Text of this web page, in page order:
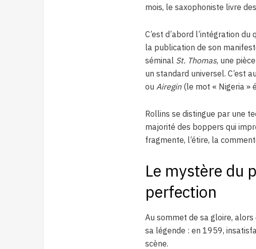
mois, le saxophoniste livre
C’est d’abord l’intégration
la publication de son
séminal St. Thomas, une
un standard universel. C’est
ou Airegin(le mot « Nigeria »
Rollins se distingue par une
majorité des boppers qui
fragmente, l’étire, la
Le mystère du
perfection
Au sommet de sa gloire,
sa légende : en 1959,
scène.